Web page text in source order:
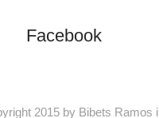
Facebook
2015 by Bibets Ramos i